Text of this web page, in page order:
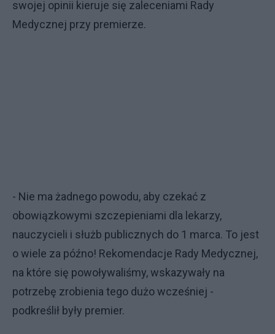
swojej opinii kieruje się zaleceniami Rady
Medycznej przy premierze.
- Nie ma żadnego powodu, aby czekać z
obowiązkowymi szczepieniami dla lekarzy,
nauczycieli i służb publicznych do 1 marca. To jest
o wiele za późno! Rekomendacje Rady Medycznej,
na które się powoływaliśmy, wskazywały na
potrzebę zrobienia tego dużo wcześniej -
podkreślił były premier.